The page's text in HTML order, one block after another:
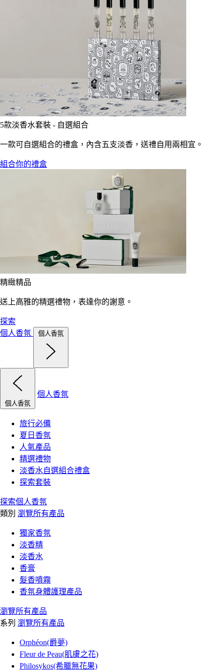
5款淡香水套裝 - 自選組合
一款可自選組合的禮盒，內含五支淡香，送禮自用兩相宜。
組合你的禮盒
精緻精品
送上高雅的精選禮物，表達你的謝意。
探索
個人香氛
個人香氛
個人香氛
個人香氛
旅行必備
夏日香氛
人氣產品
精選禮物
淡香水自選組合禮盒
探索套裝
探索個人香氛
類別 瀏覽所有產品
獨家香氛
淡香精
淡香水
香膏
髮香噴霧
香氛身體護理產品
瀏覽所有產品
系列 瀏覽所有產品
Orphéon(爵夢)
Fleur de Peau(肌膚之花)
Philosykos(希臘無花果)